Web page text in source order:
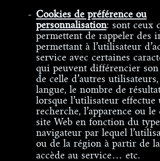
Cookies de préférence ou
personnalisation: sont ceux
permettent de rappeler des
permettant à l’utilisateur
service avec certaines
qui peuvent différencier son
de celle d’autres
langue, le nombre de
lorsque l’utilisateur effectue
recherche, l’apparence ou
site Web en fonction du
navigateur par lequel
ou de la région à partir de
accède au service… etc.